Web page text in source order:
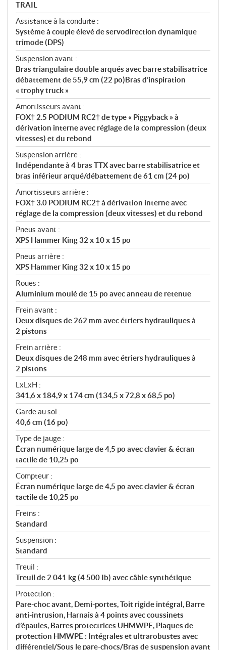
TRAIL
Assistance à la conduite :
Système à couple élevé de servodirection dynamique
trimode (DPS)
Suspension avant :
Bras triangulaire double arqués avec barre stabilisatrice
débattement de 55,9 cm (22 po)Bras d’inspiration
« trophy truck »
Amortisseurs avant :
FOX† 2.5 PODIUM RC2† de type « Piggyback » à
dérivation interne avec réglage de la compression (deux
vitesses) et du rebond
Suspension arrière :
Indépendante à 4 bras TTX avec barre stabilisatrice et
bras inférieur arqué/débattement de 61 cm (24 po)
Amortisseurs arrière :
FOX† 3.0 PODIUM RC2† à dérivation interne avec
réglage de la compression (deux vitesses) et du rebond
Pneus avant :
XPS Hammer King 32 x 10 x 15 po
Pneus arrière :
XPS Hammer King 32 x 10 x 15 po
Roues :
Aluminium moulé de 15 po avec anneau de retenue
Frein avant :
Deux disques de 262 mm avec étriers hydrauliques à
2 pistons
Frein arrière :
Deux disques de 248 mm avec étriers hydrauliques à
2 pistons
LxLxH :
341,6 x 184,9 x 174 cm (134,5 x 72,8 x 68,5 po)
Garde au sol :
40,6 cm (16 po)
Type de jauge :
Écran numérique large de 4,5 po avec clavier & écran
tactile de 10,25 po
Compteur :
Écran numérique large de 4,5 po avec clavier & écran
tactile de 10,25 po
Freins :
Standard
Suspension :
Standard
Treuil :
Treuil de 2 041 kg (4 500 Ib) avec câble synthétique
Protection :
Pare-choc avant, Demi-portes, Toit rigide intégral, Barre
anti-intrusion, Harnais à 4 points avec coussinets
d’épaules, Barres protectrices UHMWPE, Plaques de
protection HMWPE : Intégrales et ultrarobustes avec
différentiel/Sous le pare-chocs/Bras de suspension avant